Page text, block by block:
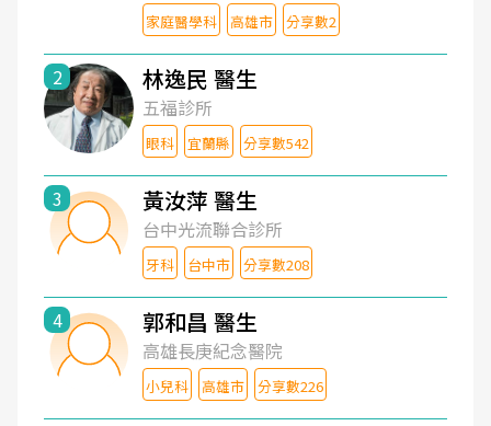
家庭醫學科 高雄市 分享數2
2 林逸民 醫生
五福診所
眼科 宜蘭縣 分享數542
3 黃汝萍 醫生
台中光流聯合診所
牙科 台中市 分享數208
4 郭和昌 醫生
高雄長庚紀念醫院
小兒科 高雄市 分享數226